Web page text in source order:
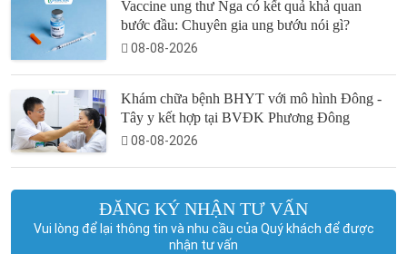
Vaccine ung thư Nga có kết quả khả quan
bước đầu: Chuyên gia ung bướu nói gì?
08-08-2026
Khám chữa bệnh BHYT với mô hình Đông -
Tây y kết hợp tại BVĐK Phương Đông
08-08-2026
ĐĂNG KÝ NHẬN TƯ VẤN
Vui lòng để lại thông tin và nhu cầu của Quý khách để được
nhận tư vấn